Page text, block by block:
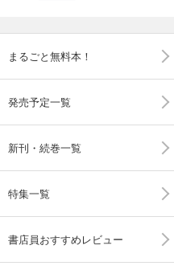
まるごと無料本！
発売予定一覧
新刊・続巻一覧
特集一覧
書店員おすすめレビュー